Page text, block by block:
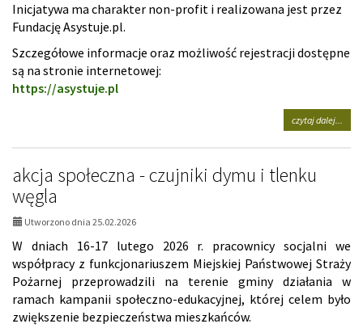
Inicjatywa ma charakter non-profit i realizowana jest przez
Fundację Asystuje.pl.
Szczegółowe informacje oraz możliwość rejestracji dostępne
są na stronie internetowej:
https://asystuje.pl
czytaj dalej...
akcja społeczna - czujniki dymu i tlenku
węgla
Utworzono dnia 25.02.2026
W dniach 16-17 lutego 2026 r. pracownicy socjalni we
współpracy z funkcjonariuszem Miejskiej Państwowej Straży
Pożarnej przeprowadzili na terenie gminy działania w
ramach kampanii społeczno-edukacyjnej, której celem było
zwiększenie bezpieczeństwa mieszkańców.